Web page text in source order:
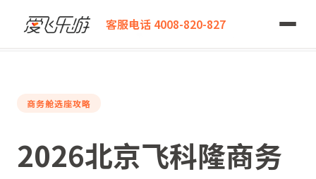
客服电话 4008-820-827
爱飞乐游
2026北京飞科隆商务舱全攻略：舒适度实测与选座指南
商务舱选座攻略
2026北京飞科隆商务